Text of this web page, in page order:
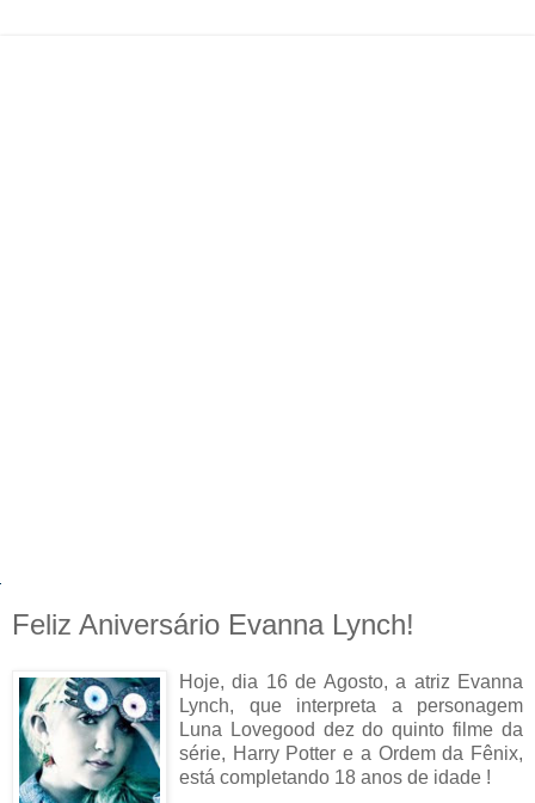
Feliz Aniversário Evanna Lynch!
Hoje, dia 16 de Agosto, a atriz Evanna
Lynch, que interpreta a personagem
Luna Lovegood dez do quinto filme da
série, Harry Potter e a Ordem da Fênix,
está completando 18 anos de idade !